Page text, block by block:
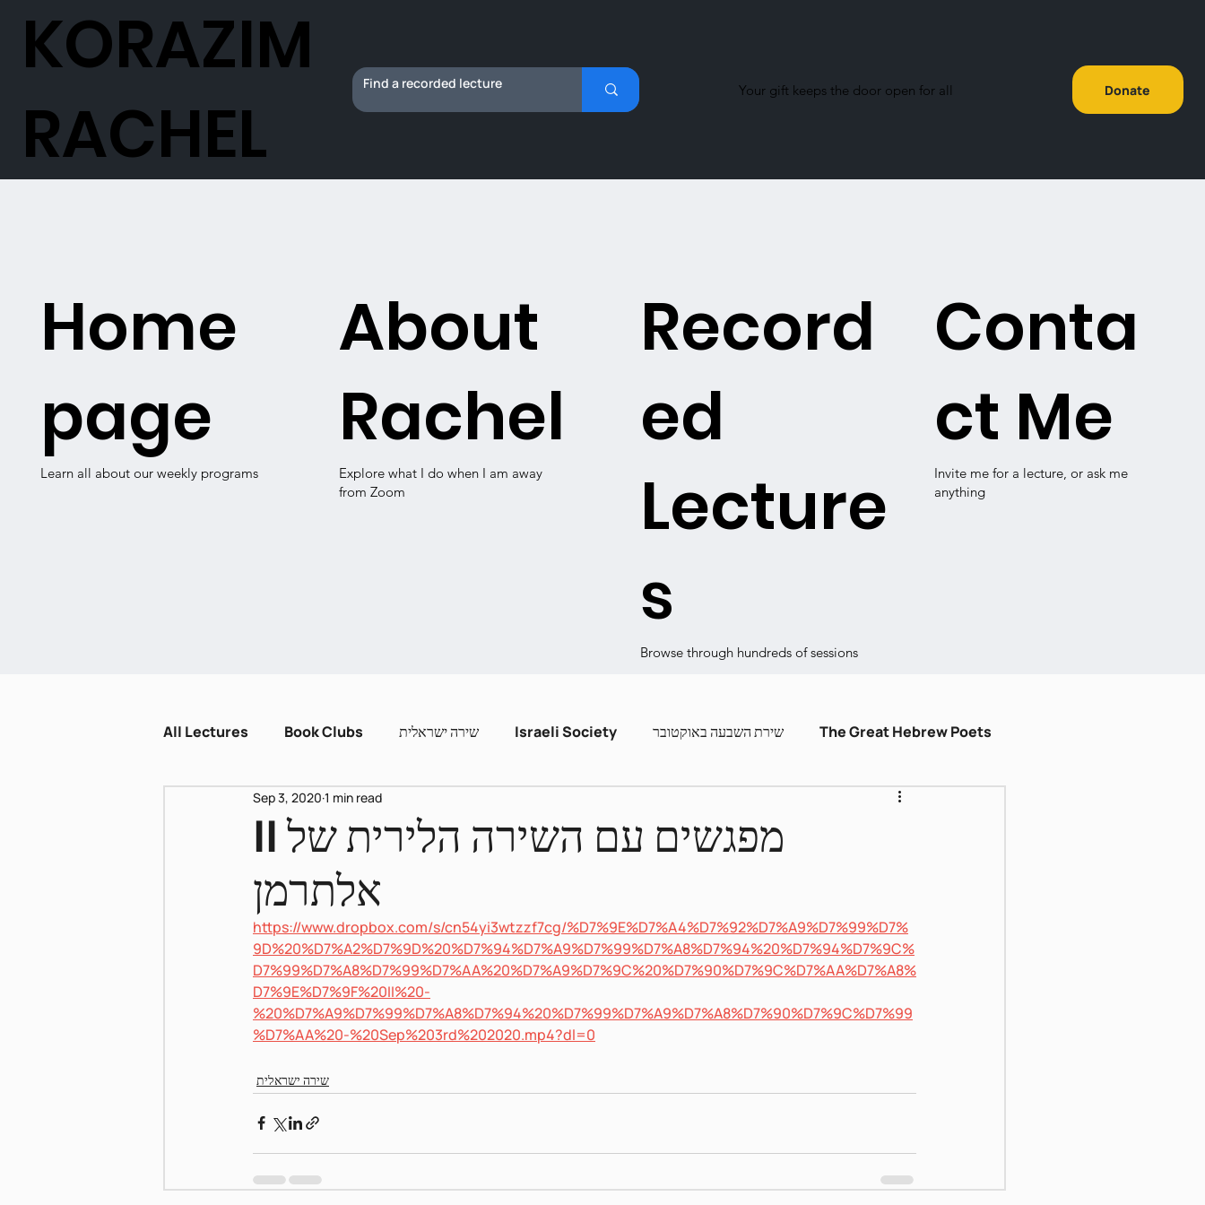
Donate
Your gift keeps the door open for all
KORAZIM
RACHEL
All Lectures Book Clubs שירה ישראלית Israeli Society שירת השבעה באוקטובר The Great Hebrew Poets
Dissent and Crisis Zot Hashira עברית קלה
Pnei Shabbat
II‎ מפגשים עם השירה הלירית של
אלתרמן
Sep 3, 2020 1 min read
https://www.dropbox.com/s/cn54yi3wtzzf7cg/%D7%9E%D7%A4%D7%92%D7%A9%D7%99%D7%
9D%20%D7%A2%D7%9D%20%D7%94%D7%A9%D7%99%D7%A8%D7%94%20%D7%94%D7%9C%
D7%99%D7%A8%D7%99%D7%AA%20%D7%A9%D7%9C%20%D7%90%D7%9C%D7%AA%D7%A8%
D7%9E%D7%9F%20II%20-
%20%D7%A9%D7%99%D7%A8%D7%94%20%D7%99%D7%A9%D7%A8%D7%90%D7%9C%D7%99
%D7%AA%20-%20Sep%203rd%202020.mp4?dl=0
שירה ישראלית
Conta
ct Me
Invite me for a lecture, or ask me
anything
Record
ed
Lecture
s
Browse through hundreds of sessions
About
Rachel
Explore what I do when I am away
from Zoom
Home
page
Learn all about our weekly programs